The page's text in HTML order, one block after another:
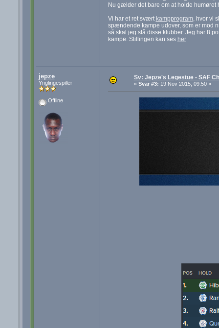
Nu gælder det bare om at holde humøret
Vi har et ret svært kampprogram, hvor vi
spændende kampe udover, som er mod
så skal jeg slå disse klubber. Jeg har 8
kampe. Stillingen kan ses her
jepze
Ynglingespiller
Offline
Sv: Jepze's Legestue - SAF
« Svar #3: 19 Nov 2015, 09:50 »